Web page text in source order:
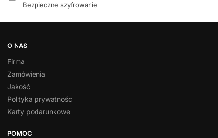
Bezpieczne szyfrowanie
O NAS
Firma
Zamówienia
Jakość
Polityka prywatności
Karty podarunkowe
POMOC